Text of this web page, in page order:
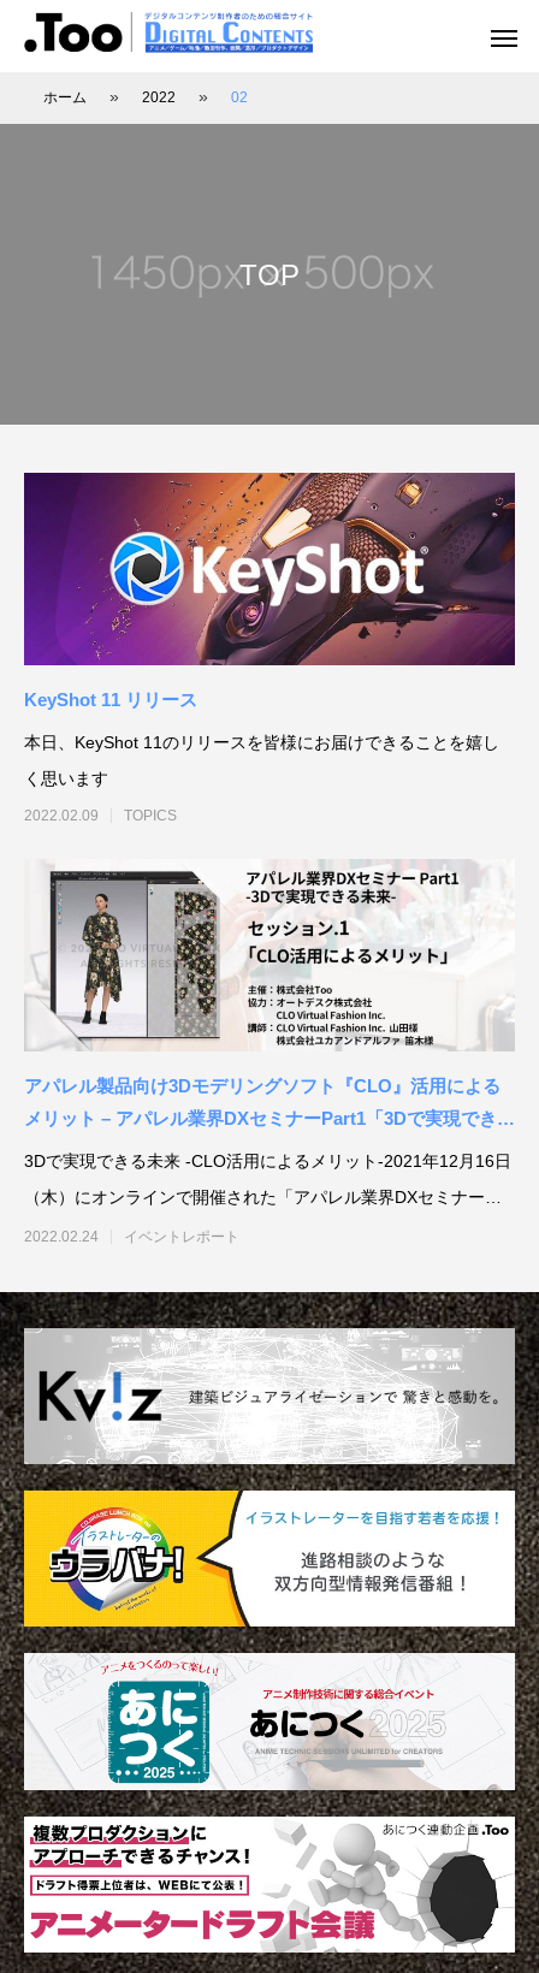
アニマル・モデリング 動物造形解剖学 増
補改訂版』発売記念セミナー
Autodesk CG Festa
2026.03.25
アニマル・モデリング 動物造形解剖学 増
補改訂版』発売記念セミナー
2026.04.15
Autodesk CG Festa
2026.03.25
2026.04.15 2026.03.25
建築ビジュアライゼーションMeetUp第8弾
2025.06.10
【動画配信】 Epic
Twinmotion 2021と
ションのご紹介
2021.05.12
あにつく2025レポート | オレンジ リクル
ート講演会 〜就職をめざすあなたに届け
る、”エフェクト表現”最前線～
あにつく2025レポ
ニメ『星の子ども
た企画と世界観の
ェ門）
2026.01.21
【イベントレポート】『機動戦士ガンダム
閃光のハサウェイ キルケーの魔女』 重厚
な映像表現を支えた3DCG制作の舞台裏 –
Autodesk CG Festa 2026
2026.07.14
【イベントレポー
ー30年の歩みと新
Autodesk CG Festa
2026.07.13
2025.10.20
制作ワークフロー
2024.04.24
Kviz特別セミナー「Studio Tim Fuが語る、
AIと建築デザインの未来」
2025.12.18
[外部事例]「泣きたい私は猫をかぶる」監
督ふたりが語る、誕生秘話とネコ表現のこ
だわり【インタビュー】
[外部事例]「ペンギ
ジオコロリド初と
た、“デジタル作画”
2018.08.17
[外部事例]「泣きたい私は猫をかぶる」監
督ふたりが語る、誕生秘話とネコ表現のこ
だわり【インタビュー】
2020.06.18
[外部事例]「ペンギ
ジオコロリド初と
た、“デジタル作画”
2018.08.17
ホーム » 2022 » 02
TOP
KeyShot 11 リリース
本日、KeyShot 11のリリースを皆様にお届けできることを嬉し
く思います
2022.02.09 TOPICS
アパレル製品向け3Dモデリングソフト『CLO』活用による
メリット – アパレル業界DXセミナーPart1「3Dで実現できる
未来」
3Dで実現できる未来 -CLO活用によるメリット-2021年12月16日
（木）にオンラインで開催された「アパレル業界DXセミナー
Part
2022.02.24 イベントレポート